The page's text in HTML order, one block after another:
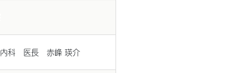
科 医長 赤峰 瑛介